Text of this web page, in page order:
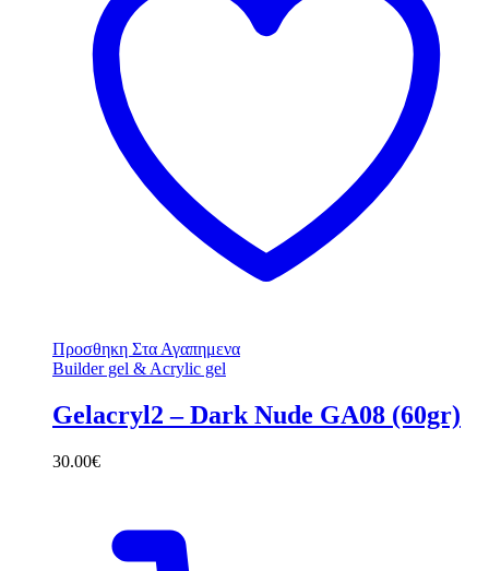
Προσθηκη Στα Αγαπημενα
Builder gel & Acrylic gel
Gelacryl2 – Dark Nude GA08 (60gr)
30.00€